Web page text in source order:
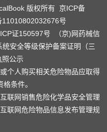
版权所有 京ICP备
11010802032676号
证150597号 （京)网药械信
统安全等级保护备案证明（三
照公示
个人购买相关危险物品应取得
条件。
联网销售危险化学品安全管理
互联网危险物品信息发布管理规